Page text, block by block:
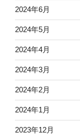
2024年6月
2024年5月
2024年4月
2024年3月
2024年2月
2024年1月
2023年12月